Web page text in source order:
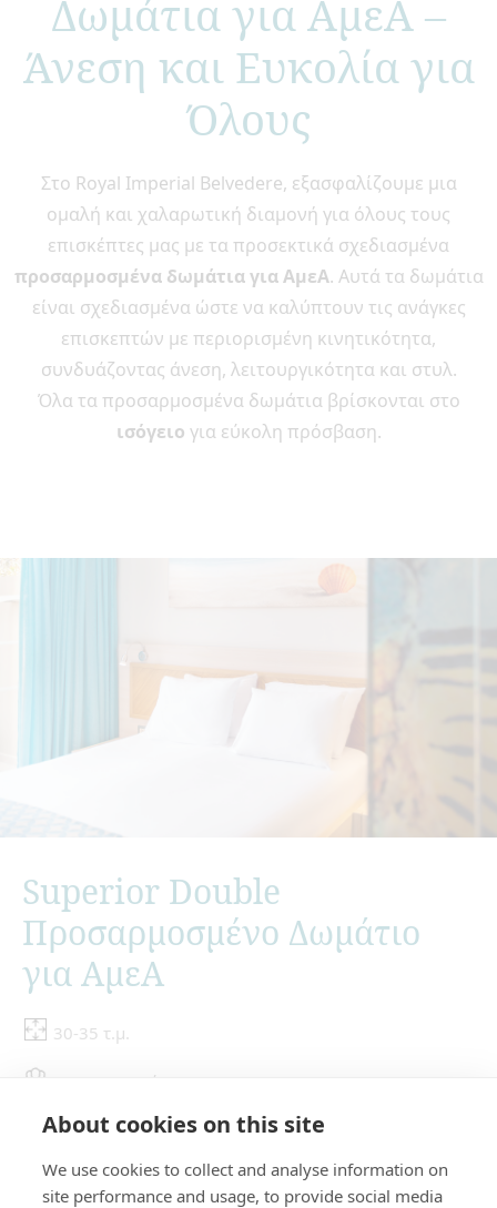
About cookies on this site
We use cookies to collect and analyse information on
site performance and usage, to provide social media
Δωμάτια για ΑμεΑ –
Άνεση και Ευκολία για
Όλους
Στο Royal Imperial Belvedere, εξασφαλίζουμε μια
ομαλή και χαλαρωτική διαμονή για όλους τους
επισκέπτες μας με τα προσεκτικά σχεδιασμένα
προσαρμοσμένα δωμάτια για ΑμεΑ. Αυτά τα δωμάτια
είναι σχεδιασμένα ώστε να καλύπτουν τις ανάγκες
επισκεπτών με περιορισμένη κινητικότητα,
συνδυάζοντας άνεση, λειτουργικότητα και στυλ.
Όλα τα προσαρμοσμένα δωμάτια βρίσκονται στο
ισόγειο για εύκολη πρόσβαση.
Superior Double
Προσαρμοσμένο Δωμάτιο
για ΑμεΑ
30-35 τ.μ.
Max 3 Επισκέπτες
Κλιματισμός
Wi-Fi